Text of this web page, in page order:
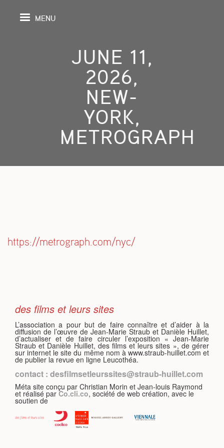
MENU
JUNE 11,
2026,
NEW-
YORK,
METROGRAPH
https://metrograph.com/nyc/
des films et leurs sites
L’association a pour but de faire connaître et d’aider à la
diffusion de l’œuvre de Jean-Marie Straub et Danièle Huillet,
d’actualiser et de faire circuler l’exposition « Jean-Marie
Straub et Danièle Huillet, des films et leurs sites », de gérer
sur internet le site du même nom à www.straub-huillet.com et
de publier la revue en ligne Leucothéa.
contact : desfilmsetleurssites@straub-huillet.com
Méta site conçu par Christian Morin et Jean-louis Raymond
et réalisé par Co.cli.co, société de web création, avec le
soutien de